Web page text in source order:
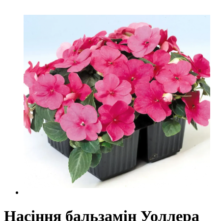
Насіння бальзамін Уоллера